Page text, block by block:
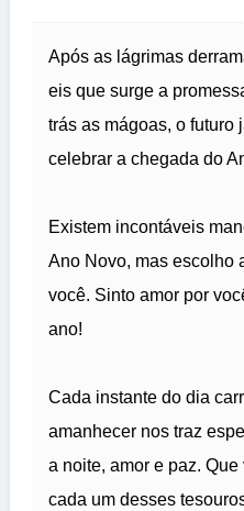
Após as lágrimas
eis que surge a
trás as mágoas, o futuro
celebrar a chegada do
Existem incontáveis
Ano Novo, mas escolho
você. Sinto amor por
ano!
Cada instante do dia
amanhecer nos traz
a noite, amor e paz.
cada um desses